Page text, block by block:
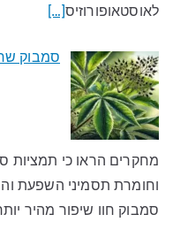
לאוסטאופורוזיס[…]
סמבוק
מחקרים הראו כי תמציות
וחומרת תסמיני השפעת
סמבוק חוו שיפור מהיר